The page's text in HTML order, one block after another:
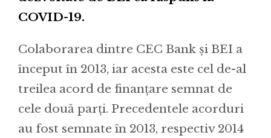
COVID-19.
Colaborarea dintre CEC Bank și BEI a
început în 2013, iar acesta este cel de-al
treilea acord de finanțare semnat de
cele două parți. Precedentele acorduri
au fost semnate în 2013, respectiv 2014